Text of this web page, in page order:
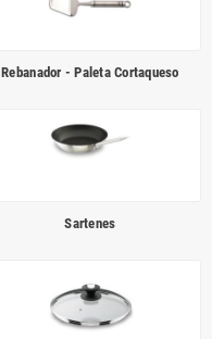
Rebanador - Paleta Cortaqueso
Sartenes